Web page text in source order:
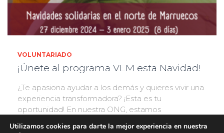
VOLUNTARIADO
¡Únete al programa VEM esta Navidad!
¿Te apasiona ayudar a los demás y quieres vivir una
experiencia transformadora? ¡Esta es tu
oportunidad! En nuestra ONG, estamos
Utilizamos cookies para darte la mejor experiencia en nuestra